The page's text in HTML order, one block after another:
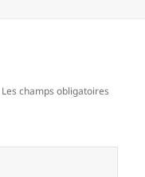
Les champs obligatoires